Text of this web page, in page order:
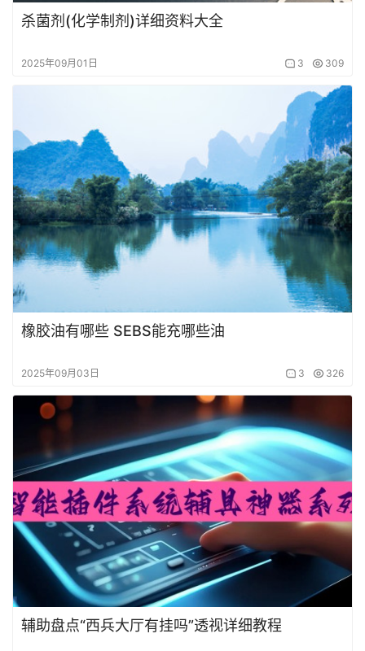
杀菌剂(化学制剂)详细资料大全
2025年09月01日 3 309
橡胶油有哪些 SEBS能充哪些油
2025年09月03日 3 326
辅助盘点“西兵大厅有挂吗”透视详细教程